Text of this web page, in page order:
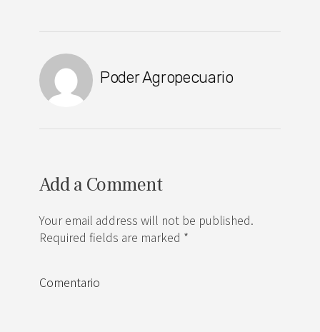
Poder Agropecuario
Add a Comment
Your email address will not be published.
Required fields are marked *
Comentario